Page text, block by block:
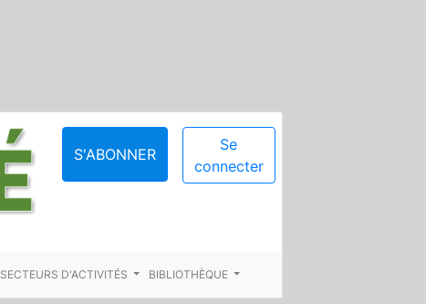
S'ABONNER
Se
connecter
SECTEURS D'ACTIVITÉS BIBLIOTHÈQUE